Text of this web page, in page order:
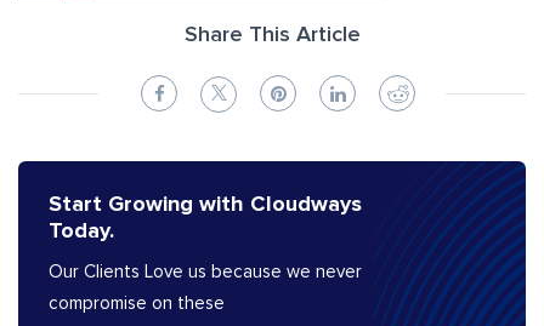
Share This Article
Start Growing with Cloudways
Today.
Our Clients Love us because we never
compromise on these